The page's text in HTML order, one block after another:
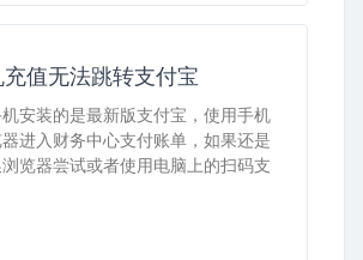
值无法跳转支付宝
安装的是最新版支付宝，使用手机
进入财务中心支付账单，如果还是
览器尝试或者使用电脑上的扫码支